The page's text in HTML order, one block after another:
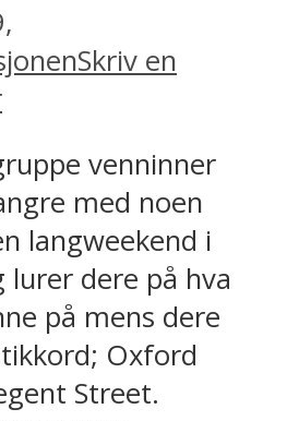
Skriv en
venninner
med noen
langweekend i
lurer dere på hva
på mens dere
Oxford
Street.